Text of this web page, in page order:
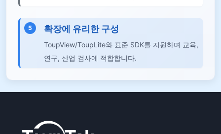
5 확장에 유리한 구성
ToupView/ToupLite와 표준 SDK를 지원하며 교육,
연구, 산업 검사에 적합합니다.